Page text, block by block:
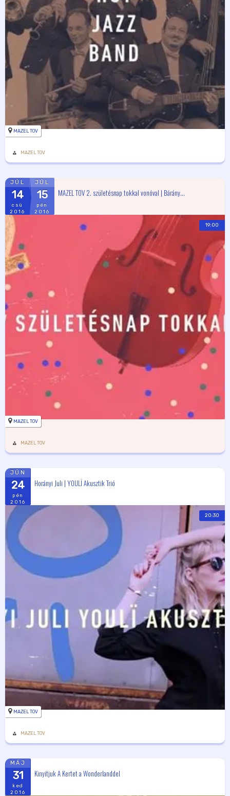
MAZEL TOV
MAZEL TOV
JÚL
14
csü
2016
JÚL
15
pén
2016
MAZEL TOV 2. születésnap tokkal vonóval | Bárány...
19:00
MAZEL TOV
MAZEL TOV
JÚN
24
pén
2016
Horányi Juli | YOULÏ Akusztik Trió
20:30
MAZEL TOV
MAZEL TOV
MÁJ
31
ked
2016
Kinyitjuk A Kertet a Wonderlanddel